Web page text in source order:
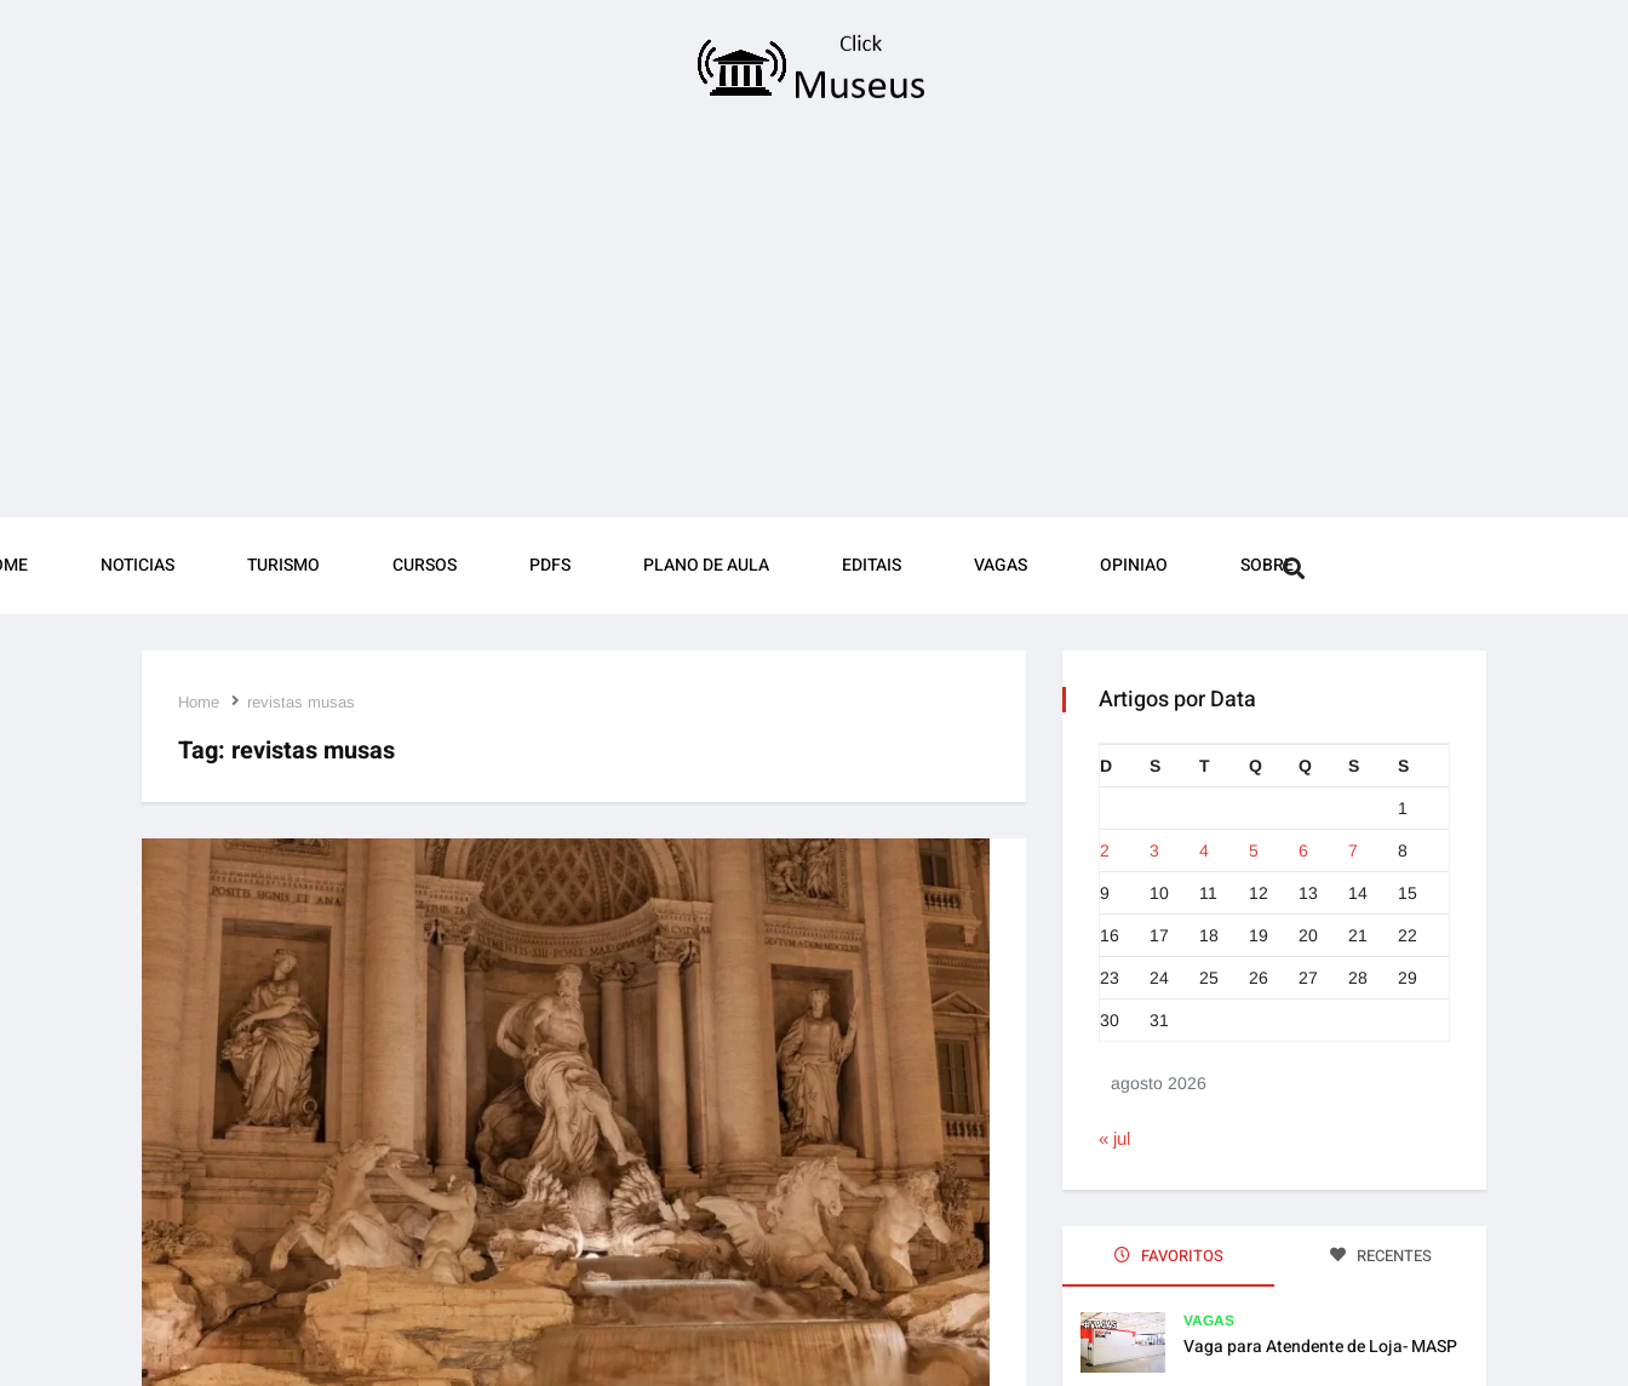
NOTICIAS TURISMO CURSOS PDFS PLANO DE AULA EDITAIS VAGAS OPINIAO SOBRE
Home revistas musas
Tag: revistas musas
Artigos por Data
agosto 2026
D S T Q Q S S
1
2 3 4 5 6 7 8
9 10 11 12 13 14 15
16 17 18 19 20 21 22
23 24 25 26 27 28 29
30 31
« jul
FAVORITOS RECENTES
VAGAS
Vaga para Atendente de Loja- MASP